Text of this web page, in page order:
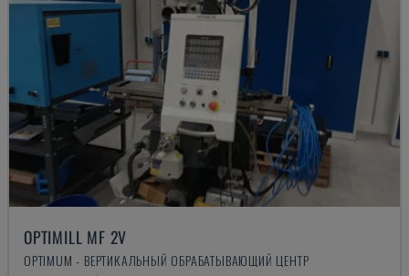
OPTIMILL MF 2V
OPTIMUM - ВЕРТИКАЛЬНЫЙ ОБРАБАТЫВАЮЩИЙ ЦЕНТР